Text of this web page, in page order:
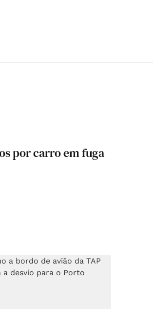
por carro em fuga